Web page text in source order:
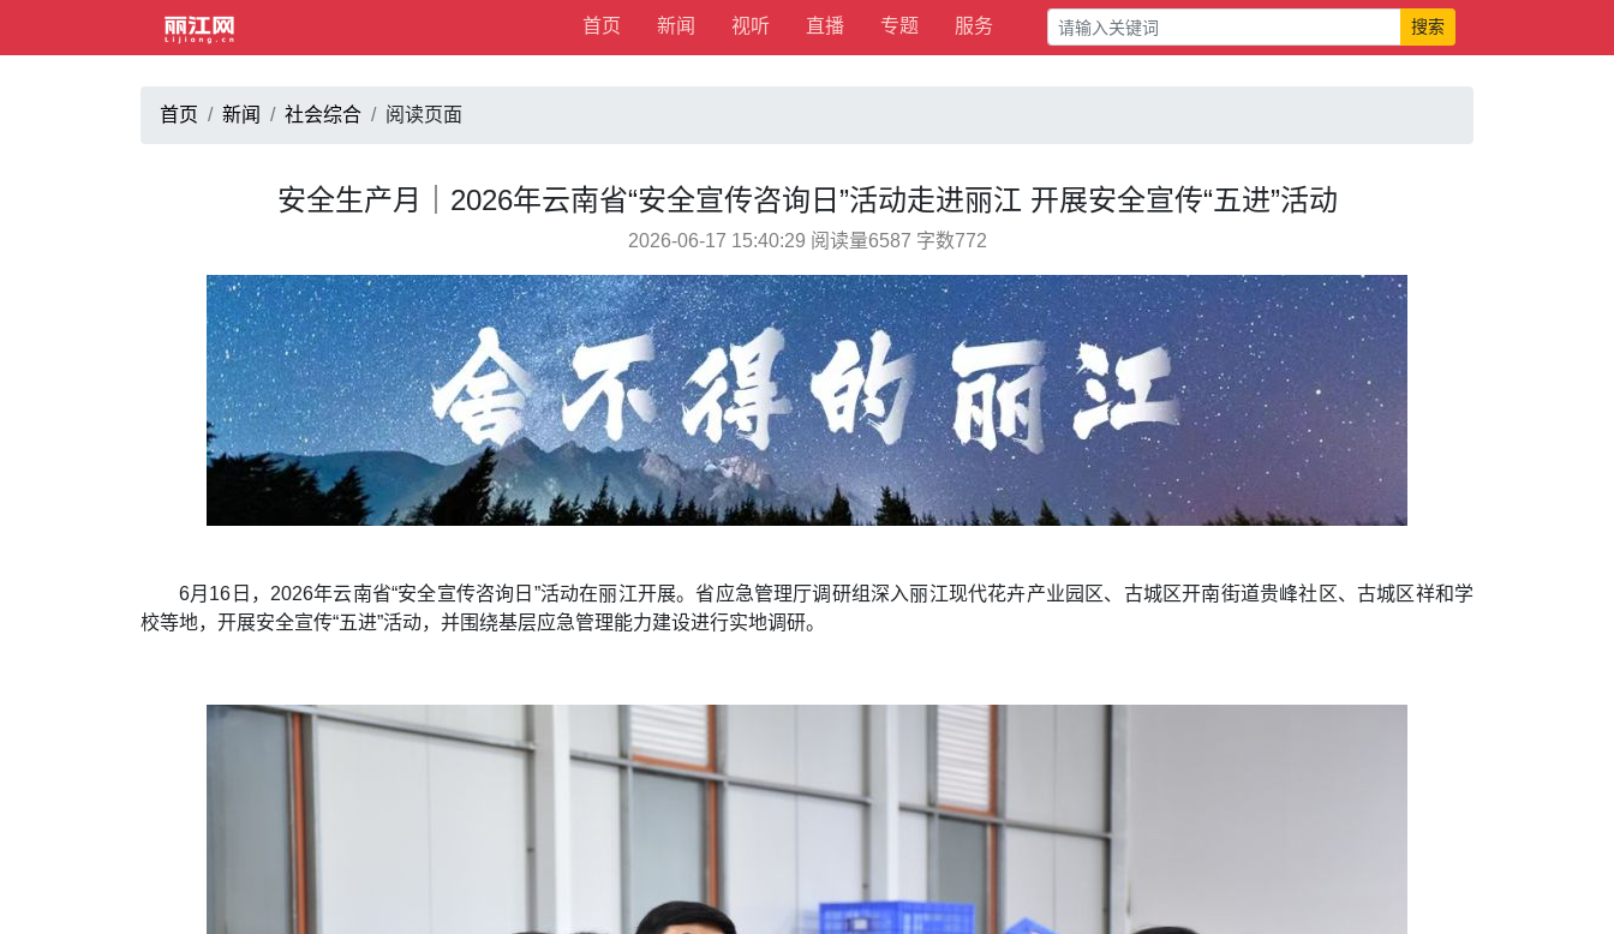
首页 新闻 视听 直播 专题 服务 搜索
首页 新闻 社会综合 阅读页面
安全生产月｜2026年云南省“安全宣传咨询日”活动走进丽江 开展安全宣传“五进”活动
2026-06-17 15:40:29 阅读量6587 字数772
6月16日，2026年云南省“安全宣传咨询日”活动在丽江开展。省应急管理厅调研组深入丽江现代花卉产业园区、古城区开南街道贵峰社区、古城区祥和学
校等地，开展安全宣传“五进”活动，并围绕基层应急管理能力建设进行实地调研。